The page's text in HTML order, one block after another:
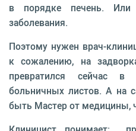
в порядке печень. Или
заболевания.
Поэтому нужен врач-
к сожалению, на
превратился сейчас
больничных листов. А
быть Мастер от медицины,